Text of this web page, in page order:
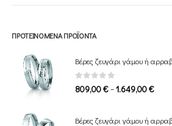
ΠΡΟΤΕΙΝΌΜΕΝΑ ΠΡΟΪΌΝΤΑ
Βέρες ζευγάρι γάμου ή
0 out of 5
809,00€–1.649,00€Price
Βέρες ζευγάρι γάμου ή